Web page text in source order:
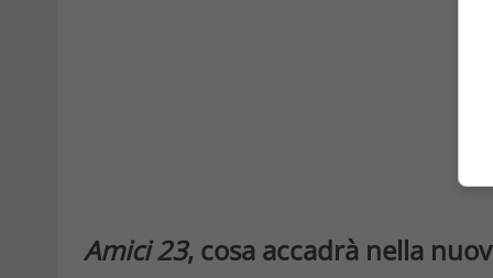
Amici 23, cosa accadrà nella